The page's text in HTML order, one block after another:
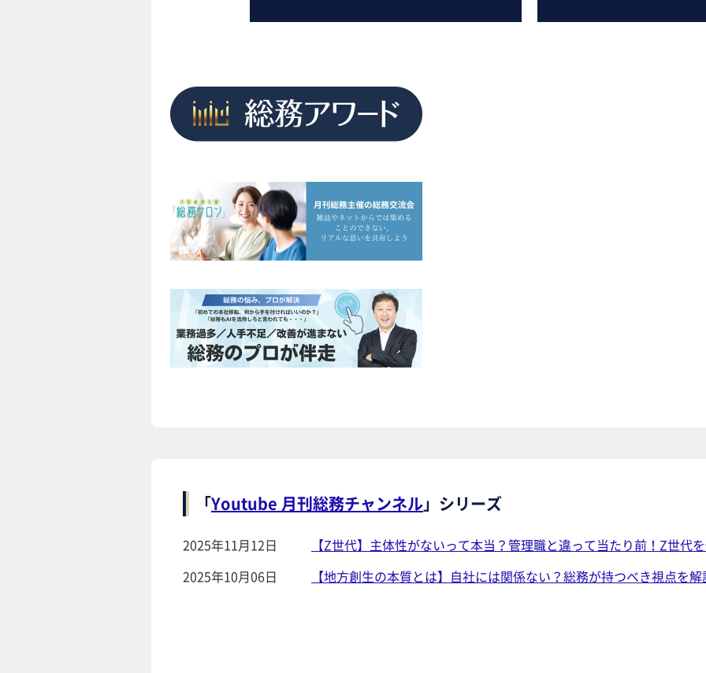
「Youtube 月刊総務チャンネル」シリーズ
2025年11月12日
【Z世代】主体性がないって本当？管理職と違って当たり前！Z世代
2025年10月06日
【地方創生の本質とは】自社には関係ない？総務が持つべき視点を解